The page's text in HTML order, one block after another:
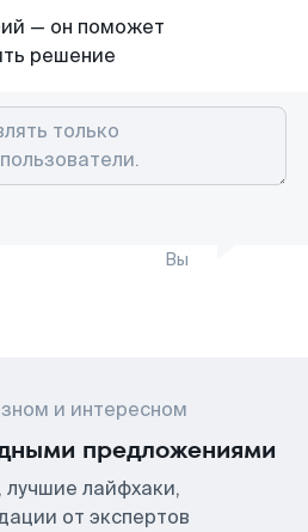
— он поможет
решение
Вы
и интересном
предложениями
лайфхаки,
от экспертов